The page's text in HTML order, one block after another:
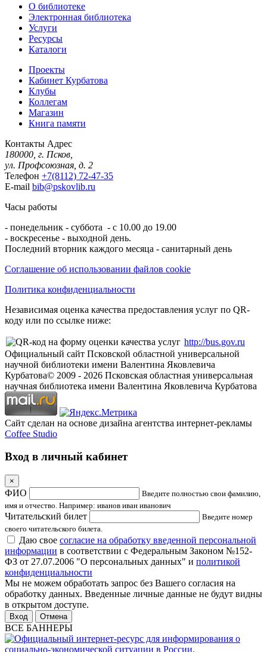
О библиотеке
Электронная библиотека
Услуги
Ресурсы
Каталоги
Проекты
Кабинет Курбатова
Клубы
Коллегам
Магазин
Книга памяти
Контакты Адрес
180000, г. Псков,
ул. Профсоюзная, д. 2
Телефон +7(8112) 72-47-35
E-mail bib@pskovlib.ru
Часы работы
- понедельник - суббота - с 10.00 до 19.00
- воскресенье - выходной день.
Последний вторник каждого месяца - санитарный день
Соглашение об использовании файлов cookie
Политика конфиденциальности
Независимая оценка качества предоставления услуг по QR-
коду или по ссылке ниже:
http://bus.gov.ru
Официальный сайт Псковской областной универсальной
научной библиотеки имени Валентина Яковлевича
Курбатова© 2009 - 2026 Псковская областная универсальная
научная библиотека имени Валентина Яковлевича Курбатова
Сайт сделан на основе дизайна агентства интернет-рекламы
Coffee Studio
Вход в личный кабинет
×
ФИО
Введите полностью свои фамилию,
имя и отчество. Например: иванов иван иванович
Читательский билет
Введите номер
своего читательского билета.
Даю свое согласие на обработку введенной персональной
информации в соответствии с Федеральным Законом №152-
ФЗ от 27.07.2006 "О персональных данных" и политикой
конфиденциальности
Мы не можем обработать запрос без Вашего согласия на
обработку данных. Введенные личные данные не будут видны
в открытом доступе.
Отмена
ВСЕ БАННЕРЫ